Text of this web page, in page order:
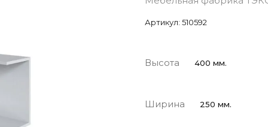
Артикул: 510592
Высота 400 мм.
Ширина 250 мм.